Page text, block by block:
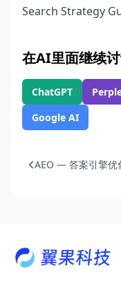
Search Strategy
在AI里面继续讨
ChatGPT
Google AI
AEO — 答案引擎优